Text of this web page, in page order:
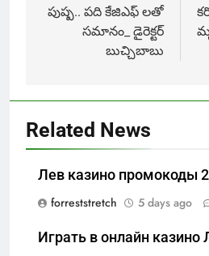
navigation
పుష్ప.. పది కేజిఎఫ్ లతో
సమానం_ డైరెక్టర్
బుచ్చిబాబు
Related News
Лев казино промокоды
forreststretch
5 days ago
Играть в онлайн казино